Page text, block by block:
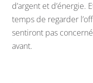
d’argent et
temps de regarder
sentiront pas
avant.